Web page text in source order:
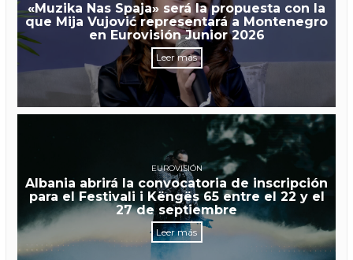
«Muzika Nas Spaja» será la propuesta con la
que Mija Vujović representará a Montenegro
en Eurovisión Junior 2026
Leer más
EUROVISIÓN
Albania abrirá la convocatoria de inscripción
para el Festivali i Këngës 65 entre el 22 y el
27 de septiembre
Leer más